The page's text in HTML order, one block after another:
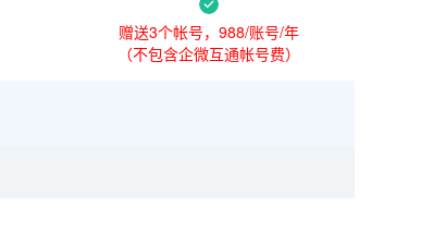
赠送3个帐号，988/账号/年
（不包含企微互通帐号费）